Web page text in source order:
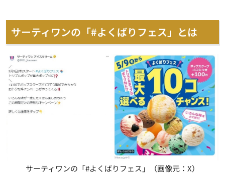
サーティワンの「#よくばりフェス」とは
サーティワンの「#よくばりフェス」（画像元：X）